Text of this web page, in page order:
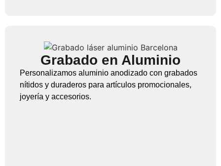
Grabado en Aluminio
Personalizamos aluminio anodizado con grabados
nítidos y duraderos para artículos promocionales,
joyería y accesorios.